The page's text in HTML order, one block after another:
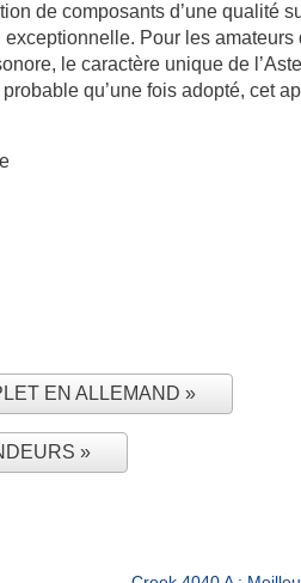
de composants d’une qualité
Pour les amateurs
le caractère unique de
qu’une fois adopté, cet
EN ALLEMAND